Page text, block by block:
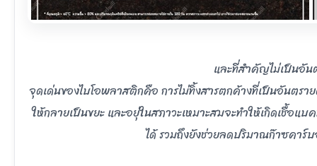
และที่สำคัญไม่เป็นอั
จุดเด่นของไบโอพลาสติกคือ การไม่ทิ้งสารตกค้างที่เป็นอันต
ให้กลายเป็นขยะ และอยุ่ในสภาวะเหมาะสมจะทำให้เกิดเชื้อ
ได้ รวมถึงยังช่วยลดปริมาณก๊าซคาร์